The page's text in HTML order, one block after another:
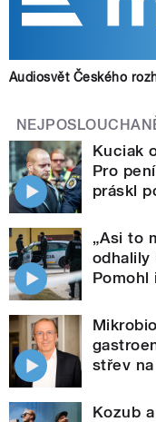
Audiosvět Českého
Kuciak
Pro
práskl
„Asi to
odhalily
Pomohl
střev
Kozub